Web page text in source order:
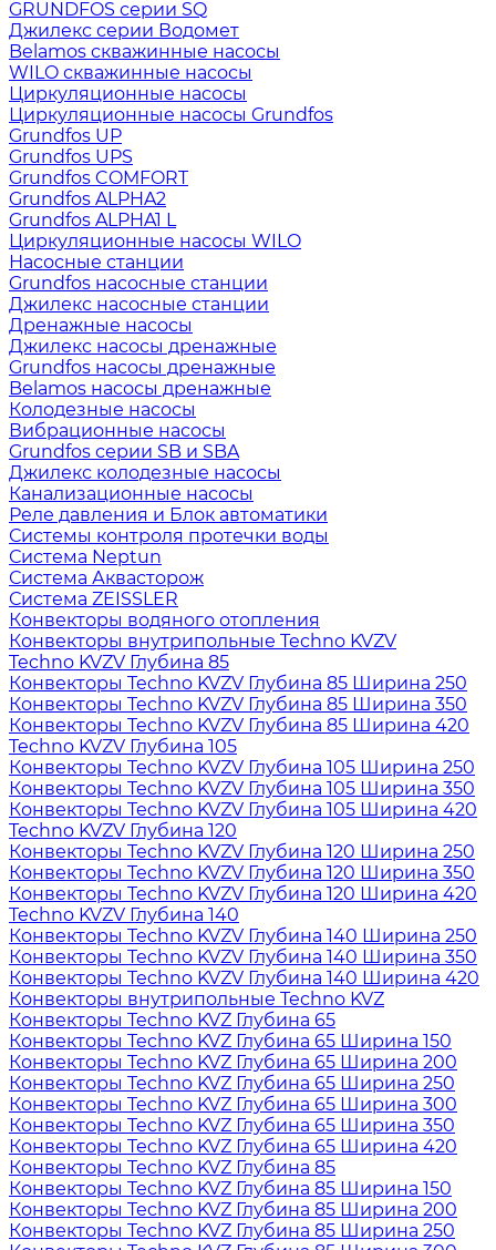
GRUNDFOS серии SQ
Джилекс серии Водомет
Belamos скважинные насосы
WILO скважинные насосы
Циркуляционные насосы
Циркуляционные насосы Grundfos
Grundfos UP
Grundfos UPS
Grundfos COMFORT
Grundfos ALPHA2
Grundfos ALPHA1 L
Циркуляционные насосы WILO
Насосные станции
Grundfos насосные станции
Джилекс насосные станции
Дренажные насосы
Джилекс насосы дренажные
Grundfos насосы дренажные
Belamos насосы дренажные
Колодезные насосы
Вибрационные насосы
Grundfos серии SB и SBA
Джилекс колодезные насосы
Канализационные насосы
Реле давления и Блок автоматики
Системы контроля протечки воды
Система Neptun
Система Аквасторож
Система ZEISSLER
Конвекторы водяного отопления
Конвекторы внутрипольные Techno KVZV
Techno KVZV Глубина 85
Конвекторы Techno KVZV Глубина 85 Ширина 250
Конвекторы Techno KVZV Глубина 85 Ширина 350
Конвекторы Techno KVZV Глубина 85 Ширина 420
Techno KVZV Глубина 105
Конвекторы Techno KVZV Глубина 105 Ширина 250
Конвекторы Techno KVZV Глубина 105 Ширина 350
Конвекторы Techno KVZV Глубина 105 Ширина 420
Techno KVZV Глубина 120
Конвекторы Techno KVZV Глубина 120 Ширина 250
Конвекторы Techno KVZV Глубина 120 Ширина 350
Конвекторы Techno KVZV Глубина 120 Ширина 420
Techno KVZV Глубина 140
Конвекторы Techno KVZV Глубина 140 Ширина 250
Конвекторы Techno KVZV Глубина 140 Ширина 350
Конвекторы Techno KVZV Глубина 140 Ширина 420
Конвекторы внутрипольные Techno KVZ
Конвекторы Techno KVZ Глубина 65
Конвекторы Techno KVZ Глубина 65 Ширина 150
Конвекторы Techno KVZ Глубина 65 Ширина 200
Конвекторы Techno KVZ Глубина 65 Ширина 250
Конвекторы Techno KVZ Глубина 65 Ширина 300
Конвекторы Techno KVZ Глубина 65 Ширина 350
Конвекторы Techno KVZ Глубина 65 Ширина 420
Конвекторы Techno KVZ Глубина 85
Конвекторы Techno KVZ Глубина 85 Ширина 150
Конвекторы Techno KVZ Глубина 85 Ширина 200
Конвекторы Techno KVZ Глубина 85 Ширина 250